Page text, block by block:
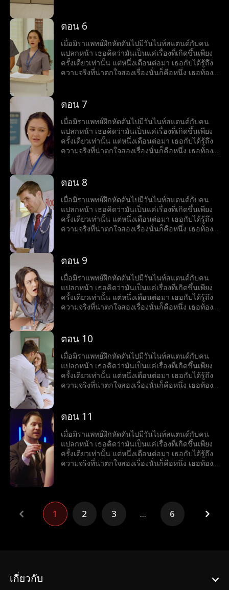
ความลับของมิราถูกเปิดโปง ศัตรุของเธอก็มาเยือน
ของวายุก็ด้วยที่พากันพยายามจับเธอกับวายุแยก
ออกจากกัน ขณะที่แรงกดดันรายล้อมรอบด้าน
พวกเขาจะฝ่าฟันผ่านความโกลาหลและค้นพบรัก
ระหว่างเส้นทางแห่งอุปสรรคได้หรือไม่
ตอน 6
เมื่อมิราแพทย์ฝึกหัดดันไปมีวันไนท์สแตนด์กับคน
แปลกหน้า เธอคิดว่ามันเป็นแค่เรื่องที่เกิดขึ้นเพียง
ครั้งเดียวเท่านั้น แต่หนึ่งเดือนต่อมา เธอกับได้รู้ถึง
ความจริงที่น่าตกใจสองเรื่องนั่นก็คือหนึ่ง เธอท้อง
ความลับของมิราถูกเปิดโปง ศัตรุของเธอก็มาเยือน
ของวายุก็ด้วยที่พากันพยายามจับเธอกับวายุแยก
ออกจากกัน ขณะที่แรงกดดันรายล้อมรอบด้าน
พวกเขาจะฝ่าฟันผ่านความโกลาหลและค้นพบรัก
ระหว่างเส้นทางแห่งอุปสรรคได้หรือไม่
ตอน 7
เมื่อมิราแพทย์ฝึกหัดดันไปมีวันไนท์สแตนด์กับคน
แปลกหน้า เธอคิดว่ามันเป็นแค่เรื่องที่เกิดขึ้นเพียง
ครั้งเดียวเท่านั้น แต่หนึ่งเดือนต่อมา เธอกับได้รู้ถึง
ความจริงที่น่าตกใจสองเรื่องนั่นก็คือหนึ่ง เธอท้อง
ความลับของมิราถูกเปิดโปง ศัตรุของเธอก็มาเยือน
ของวายุก็ด้วยที่พากันพยายามจับเธอกับวายุแยก
ออกจากกัน ขณะที่แรงกดดันรายล้อมรอบด้าน
พวกเขาจะฝ่าฟันผ่านความโกลาหลและค้นพบรัก
ระหว่างเส้นทางแห่งอุปสรรคได้หรือไม่
ตอน 8
เมื่อมิราแพทย์ฝึกหัดดันไปมีวันไนท์สแตนด์กับคน
แปลกหน้า เธอคิดว่ามันเป็นแค่เรื่องที่เกิดขึ้นเพียง
ครั้งเดียวเท่านั้น แต่หนึ่งเดือนต่อมา เธอกับได้รู้ถึง
ความจริงที่น่าตกใจสองเรื่องนั่นก็คือหนึ่ง เธอท้อง
ความลับของมิราถูกเปิดโปง ศัตรุของเธอก็มาเยือน
ของวายุก็ด้วยที่พากันพยายามจับเธอกับวายุแยก
ออกจากกัน ขณะที่แรงกดดันรายล้อมรอบด้าน
พวกเขาจะฝ่าฟันผ่านความโกลาหลและค้นพบรัก
ระหว่างเส้นทางแห่งอุปสรรคได้หรือไม่
ตอน 9
เมื่อมิราแพทย์ฝึกหัดดันไปมีวันไนท์สแตนด์กับคน
แปลกหน้า เธอคิดว่ามันเป็นแค่เรื่องที่เกิดขึ้นเพียง
ครั้งเดียวเท่านั้น แต่หนึ่งเดือนต่อมา เธอกับได้รู้ถึง
ความจริงที่น่าตกใจสองเรื่องนั่นก็คือหนึ่ง เธอท้อง
ความลับของมิราถูกเปิดโปง ศัตรุของเธอก็มาเยือน
ของวายุก็ด้วยที่พากันพยายามจับเธอกับวายุแยก
ออกจากกัน ขณะที่แรงกดดันรายล้อมรอบด้าน
พวกเขาจะฝ่าฟันผ่านความโกลาหลและค้นพบรัก
ระหว่างเส้นทางแห่งอุปสรรคได้หรือไม่
ตอน 10
เมื่อมิราแพทย์ฝึกหัดดันไปมีวันไนท์สแตนด์กับคน
แปลกหน้า เธอคิดว่ามันเป็นแค่เรื่องที่เกิดขึ้นเพียง
ครั้งเดียวเท่านั้น แต่หนึ่งเดือนต่อมา เธอกับได้รู้ถึง
ความจริงที่น่าตกใจสองเรื่องนั่นก็คือหนึ่ง เธอท้อง
ความลับของมิราถูกเปิดโปง ศัตรุของเธอก็มาเยือน
ของวายุก็ด้วยที่พากันพยายามจับเธอกับวายุแยก
ออกจากกัน ขณะที่แรงกดดันรายล้อมรอบด้าน
พวกเขาจะฝ่าฟันผ่านความโกลาหลและค้นพบรัก
ระหว่างเส้นทางแห่งอุปสรรคได้หรือไม่
ตอน 11
เมื่อมิราแพทย์ฝึกหัดดันไปมีวันไนท์สแตนด์กับคน
แปลกหน้า เธอคิดว่ามันเป็นแค่เรื่องที่เกิดขึ้นเพียง
ครั้งเดียวเท่านั้น แต่หนึ่งเดือนต่อมา เธอกับได้รู้ถึง
ความจริงที่น่าตกใจสองเรื่องนั่นก็คือหนึ่ง เธอท้อง
รวมทั้งครอบครัวขี้อิจฉาของเธอและคนในอดีต
ของวายุก็ด้วยที่พากันพยายามจับเธอกับวายุแยก
ออกจากกัน ขณะที่แรงกดดันรายล้อมรอบด้าน
1 2 3 ... 6
เกี่ยวกับ